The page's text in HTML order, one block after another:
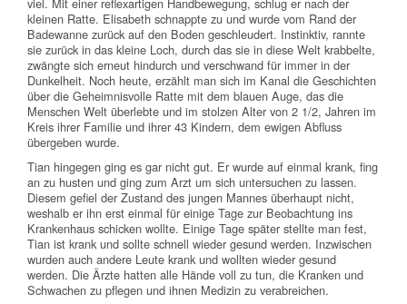
kleinen Ratte. Elisabeth schnappte zu und wurde vom Rand der
Badewanne zurück auf den Boden geschleudert. Instinktiv, rannte
sie zurück in das kleine Loch, durch das sie in diese Welt krabbelte,
zwängte sich erneut hindurch und verschwand für immer in der
Dunkelheit. Noch heute, erzählt man sich im Kanal die Geschichten
über die Geheimnisvolle Ratte mit dem blauen Auge, das die
Menschen Welt überlebte und im stolzen Alter von 2 1/2, Jahren im
Kreis ihrer Familie und ihrer 43 Kindern, dem ewigen Abfluss
übergeben wurde.
Tian hingegen ging es gar nicht gut. Er wurde auf einmal krank, fing
an zu husten und ging zum Arzt um sich untersuchen zu lassen.
Diesem gefiel der Zustand des jungen Mannes überhaupt nicht,
weshalb er ihn erst einmal für einige Tage zur Beobachtung ins
Krankenhaus schicken wollte. Einige Tage später stellte man fest,
Tian ist krank und sollte schnell wieder gesund werden. Inzwischen
wurden auch andere Leute krank und wollten wieder gesund
werden. Die Ärzte hatten alle Hände voll zu tun, die Kranken und
Schwachen zu pflegen und ihnen Medizin zu verabreichen.